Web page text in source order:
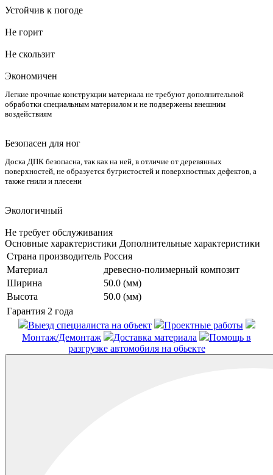
Устойчив к погоде
Не горит
Не скользит
Экономичен
Легкие прочные конструкции материала не требуют дополнительной
обработки специальным материалом и не подвержены внешним
воздействиям
Безопасен для ног
Доска ДПК безопасна, так как на ней, в отличие от деревянных
поверхностей, не образуется бугристостей и поверхностных дефектов, а
также гнили и плесени
Экологичный
Не требует обслуживания
Основные характеристики Дополнительные характеристики
Страна производитель Россия
Материал
древесно-полимерный композит
Ширина
50.0 (мм)
Высота
50.0 (мм)
Гарантия 2 года
Выезд специалиста на объект
Проектные работы
Монтаж/Демонтаж
Доставка материала
Помощь в
разгрузке автомобиля на обьекте